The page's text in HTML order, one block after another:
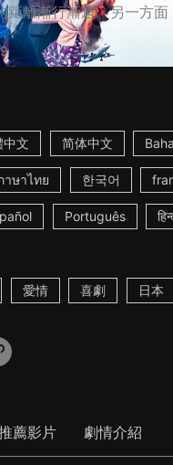
距離漸行漸遠。另一方面
中文 简体中文
าษาไทย 한국어
Português
愛情 喜劇 日本
薦影片 劇情介紹